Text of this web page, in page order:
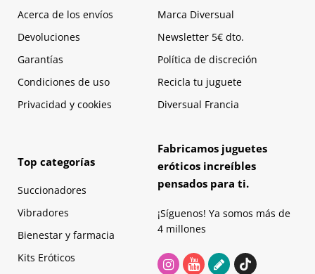
Acerca de los envíos
Devoluciones
Garantías
Condiciones de uso
Privacidad y cookies
Marca Diversual
Newsletter 5€ dto.
Política de discreción
Recicla tu juguete
Diversual Francia
Top categorías
Succionadores
Vibradores
Bienestar y farmacia
Kits Eróticos
Fabricamos juguetes
eróticos increíbles
pensados para ti.
¡Síguenos! Ya somos más de
4 millones